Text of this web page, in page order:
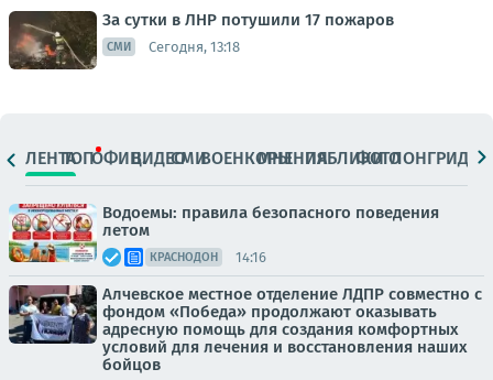
За сутки в ЛНР потушили 17 пожаров
СМИ Сегодня, 13:18
ЛЕНТАТОПОФИЦ.ВИДЕОСМИВОЕНКОРЫМНЕНИЯПАБЛИКИ
ФОТОЛОНГРИДЫ
Водоемы: правила безопасного поведения
летом
КРАСНОДОН 14:16
Алчевское местное отделение ЛДПР совместно с
фондом «Победа» продолжают оказывать
адресную помощь для создания комфортных
условий для лечения и восстановления наших
бойцов